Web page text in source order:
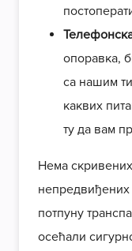
опоравка,
са нашим
каквих
ту да вам
Нема
потпуну
осећали